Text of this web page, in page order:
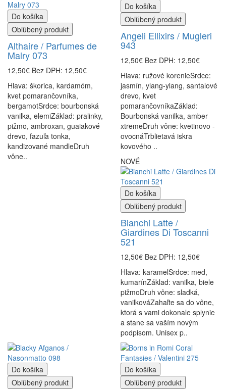
Do košíka
Obľúbený produkt
Althaire / Parfumes de
Malry 073
12,50€ Bez DPH: 12,50€
Hlava: škorica, kardamóm,
kvet pomarančovníka,
bergamotSrdce: bourbonská
vanilka, elemiZáklad: pralinky,
pižmo, ambroxan, guaiakové
drevo, fazuľa tonka,
kandizované mandleDruh
vône..
Do košíka
Obľúbený produkt
Angeli Ellixirs / Mugleri
943
12,50€ Bez DPH: 12,50€
Hlava: ružové korenieSrdce:
jasmín, ylang-ylang, santalové
drevo, kvet
pomarančovníkaZáklad:
Bourbonská vanilka, amber
xtremeDruh vône: kvetinovo -
ovocnáTrblietavá iskra
kovového ..
NOVÉ
Do košíka
Obľúbený produkt
Bianchi Latte /
Giardines Di Toscanni
521
12,50€ Bez DPH: 12,50€
Hlava: karamelSrdce: med,
kumarínZáklad: vanilka, biele
pižmoDruh vône: sladká,
vanilkováZahaľte sa do vône,
ktorá s vami dokonale splynie
a stane sa vaším novým
podpisom. Unisex p..
Do košíka
Obľúbený produkt
Do košíka
Obľúbený produkt